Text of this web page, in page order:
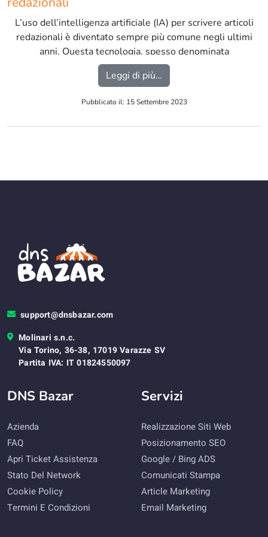
L’uso dell’intelligenza artificiale (IA) per scrivere articoli
redazionali è diventato sempre più comune negli ultimi
anni. Questa tecnologia, spesso denominata
“generazione automatica di testo,” può essere utile per
generare contenuti in modo efficiente e veloce […]
Leggi di più…
Pubblicato il: 15 Settembre 2023
support@dnsbazar.com
Molinari s.n.c.
Via Torino, 36-38, 17019 Varazze SV
Partita IVA: IT 01824550097
DNS Bazar
Azienda
FAQ
Apri Ticket Assistenza
Stato Del Network
Cookie Policy
Termini E Condizioni
Servizi
Realizzazione Siti Web
Posizionamento SEO
Google / Bing ADS
Comunicati Stampa
Article Marketing
Email Marketing